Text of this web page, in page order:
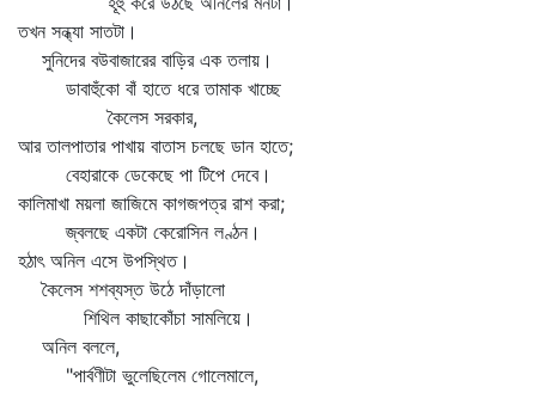
তখন সন্ধ্যা সাতটা।
সুনিদের বউবাজারের বাড়ির এক তলায়।
ডাবাহুঁকো বাঁ হাতে ধরে তামাক খাচ্ছে
কৈলেস সরকার,
আর তালপাতার পাখায় বাতাস চলছে ডান হাতে;
বেহারাকে ডেকেছে পা টিপে দেবে।
কালিমাখা ময়লা জাজিমে কাগজপত্র রাশ করা;
জ্বলছে একটা কেরোসিন লণ্ঠন।
হঠাৎ অনিল এসে উপস্থিত।
কৈলেস শশব্যস্ত উঠে দাঁড়ালো
শিথিল কাছাকোঁচা সামলিয়ে।
অনিল বললে,
"পার্বণীটা ভুলেছিলেম গোলেমালে,